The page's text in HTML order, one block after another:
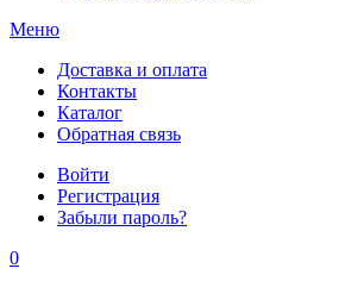
Меню
Доставка и оплата
Контакты
Каталог
Обратная связь
Войти
Регистрация
Забыли пароль?
0